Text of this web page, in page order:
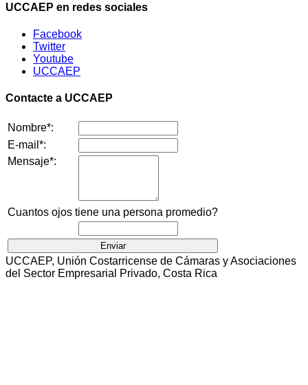
UCCAEP en redes sociales
Facebook
Twitter
Youtube
UCCAEP
Contacte a UCCAEP
Nombre*:
E-mail*:
Mensaje*:
Cuantos ojos tiene una persona promedio?
UCCAEP, Unión Costarricense de Cámaras y Asociaciones
del Sector Empresarial Privado, Costa Rica